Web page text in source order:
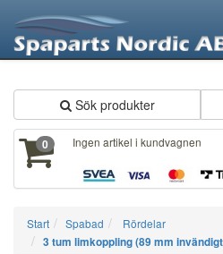
Sök produkter
0
Ingen artikel i kundvagnen
Start Spabad
Rördelar
3 tum limkoppling (89 mm